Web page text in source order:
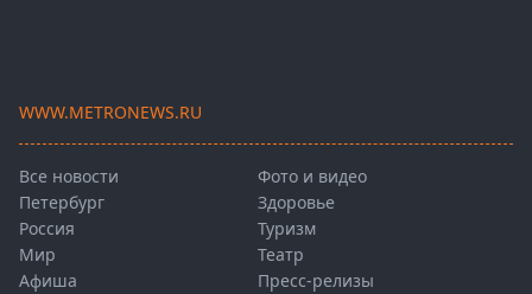
WWW.METRONEWS.RU
Все новости
Петербург
Россия
Мир
Афиша
Фото и видео
Здоровье
Туризм
Театр
Пресс-релизы